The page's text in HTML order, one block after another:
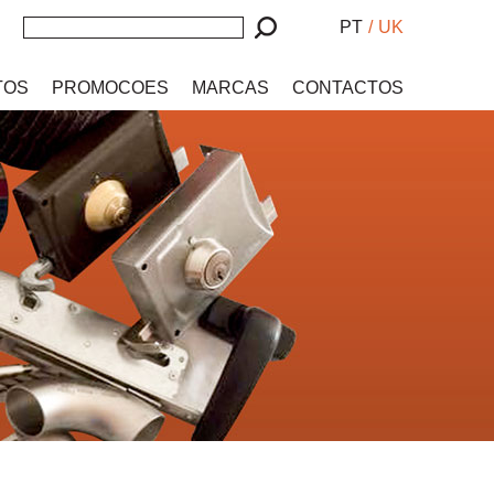
PROMOCOES MARCAS CONTACTOS
PT / UK